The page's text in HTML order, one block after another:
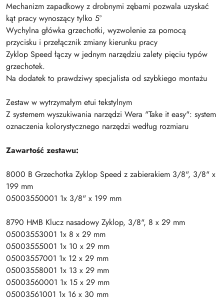
Mechanizm zapadkowy z drobnymi zębami pozwala uzyskać
kąt pracy wynoszący tylko 5°
Wychylna główka grzechotki, wyzwolenie za pomocą
przycisku i przełącznik zmiany kierunku pracy
Zyklop Speed łączy w jednym narzędziu zalety pięciu typów
grzechotek.
Na dodatek to prawdziwy specjalista od szybkiego montażu
Zestaw w wytrzymałym etui tekstylnym
Z systemem wyszukiwania narzędzi Wera "Take it easy": system
oznaczenia kolorystycznego narzędzi według rozmiaru
Zawartość zestawu:
8000 B Grzechotka Zyklop Speed z zabierakiem 3/8", 3/8" x
199 mm
05003550001 1x 3/8" x 199 mm
8790 HMB Klucz nasadowy Zyklop, 3/8", 8 x 29 mm
05003553001 1x 8 x 29 mm
05003555001 1x 10 x 29 mm
05003557001 1x 12 x 29 mm
05003558001 1x 13 x 29 mm
05003560001 1x 15 x 29 mm
05003561001 1x 16 x 30 mm